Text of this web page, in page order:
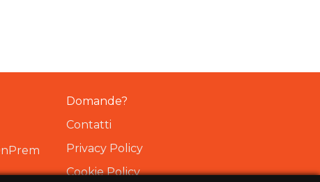
Domande?
Contatti
Privacy Policy
Cookie Policy